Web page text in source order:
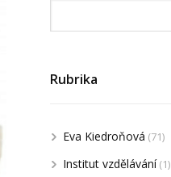
Rubrika
Eva Kiedroňová (71)
Institut vzdělávání(1)